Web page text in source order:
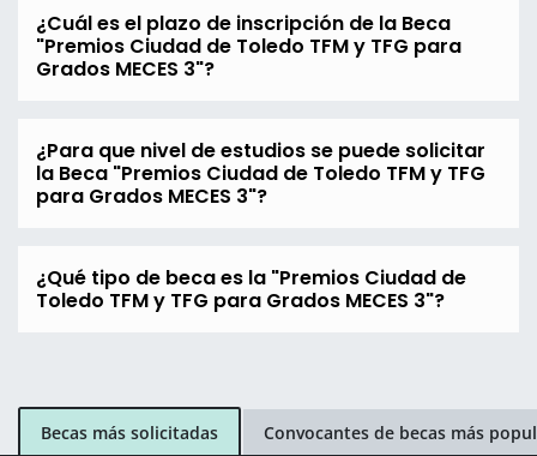
¿Cuál es el plazo de inscripción de la Beca
"Premios Ciudad de Toledo TFM y TFG para
Grados MECES 3"?
¿Para que nivel de estudios se puede solicitar
la Beca "Premios Ciudad de Toledo TFM y TFG
para Grados MECES 3"?
¿Qué tipo de beca es la "Premios Ciudad de
Toledo TFM y TFG para Grados MECES 3"?
Becas más solicitadas Convocantes de becas más